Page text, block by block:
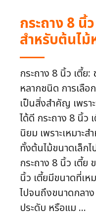
กระถาง 8 นิ้
สำหรับต้นไ
กระถาง 8 นิ้ว เตี้ย
หลากชนิด การเลือ
เป็นสิ่งสำคัญ เพรา
ได้ดี กระถาง 8 นิ้ว
นิยม เพราะเหมาะ
ทั้งต้นไม้ขนาดเล็ก
กระถาง 8 นิ้ว เตี้ย
นิ้ว เตี้ยมีขนาดที่เห
ไปจนถึงขนาดกลา
ประดับ หรือแม ...